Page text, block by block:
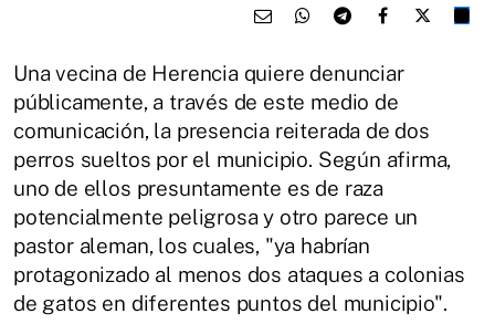
Una vecina de Herencia quiere denunciar
públicamente, a través de este medio de
comunicación, la presencia reiterada de dos
perros sueltos por el municipio. Según afirma,
uno de ellos presuntamente es de raza
potencialmente peligrosa y otro parece un
pastor aleman, los cuales, "ya habrían
protagonizado al menos dos ataques a colonias
de gatos en diferentes puntos del municipio".